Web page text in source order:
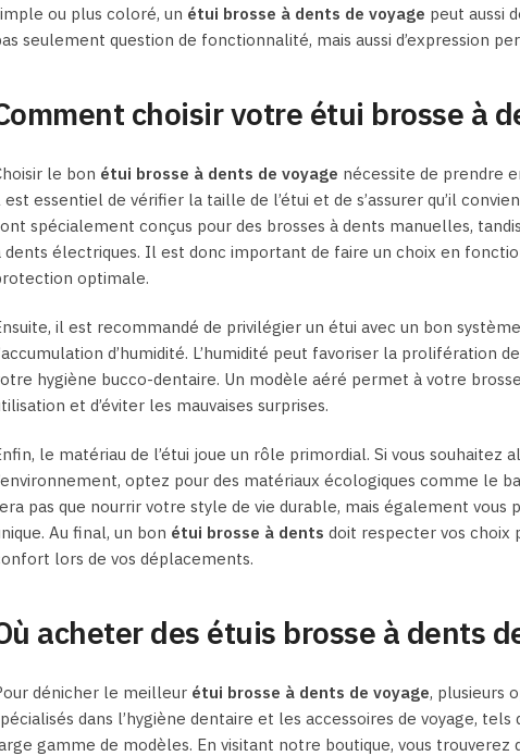
ou plus coloré, un étui brosse à dents de voyage peut aussi
seulement question de fonctionnalité, mais aussi d’expression
choisir votre étui brosse à
le bon étui brosse à dents de voyage nécessite de prendre
est essentiel de vérifier la taille de l’étui et de s’assurer qu’il
spécialement conçus pour des brosses à dents manuelles,
dents électriques. Il est donc important de faire un choix en
optimale.
il est recommandé de privilégier un étui avec un bon
d’humidité. L’humidité peut favoriser la prolifération
hygiène bucco-dentaire. Un modèle aéré permet à votre
et d’éviter les mauvaises surprises.
le matériau de l’étui joue un rôle primordial. Si vous souhaitez
optez pour des matériaux écologiques comme le
pas que nourrir votre style de vie durable, mais également vous
Au final, un bon étui brosse à dents doit respecter vos choix
lors de vos déplacements.
acheter des étuis brosse à dents
dénicher le meilleur étui brosse à dents de voyage, plusieurs
dans l’hygiène dentaire et les accessoires de voyage,
gamme de modèles. En visitant notre boutique, vous trouverez